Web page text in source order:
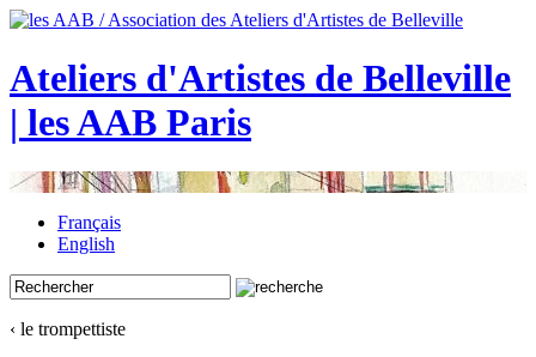
Ateliers d'Artistes de Belleville
| les AAB Paris
Français
English
‹ le trompettiste